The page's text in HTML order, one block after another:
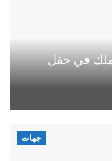
في حفل
جهات